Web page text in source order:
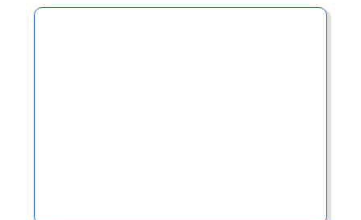
閣府から旭日中綬章をいただくことができました。
ことに起因していると思います。国籍や人種、民族、宗教、言語